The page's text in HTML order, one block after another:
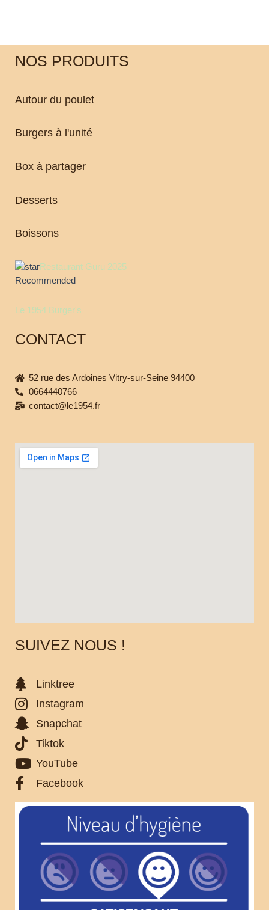
NOS PRODUITS
Autour du poulet
Burgers à l'unité
Box à partager
Desserts
Boissons
Restaurant Guru 2025
Recommended
Le 1954 Burger's
CONTACT
52 rue des Ardoines Vitry-sur-Seine 94400
0664440766
contact@le1954.fr
SUIVEZ NOUS !
Linktree
Instagram
Snapchat
Tiktok
YouTube
Facebook